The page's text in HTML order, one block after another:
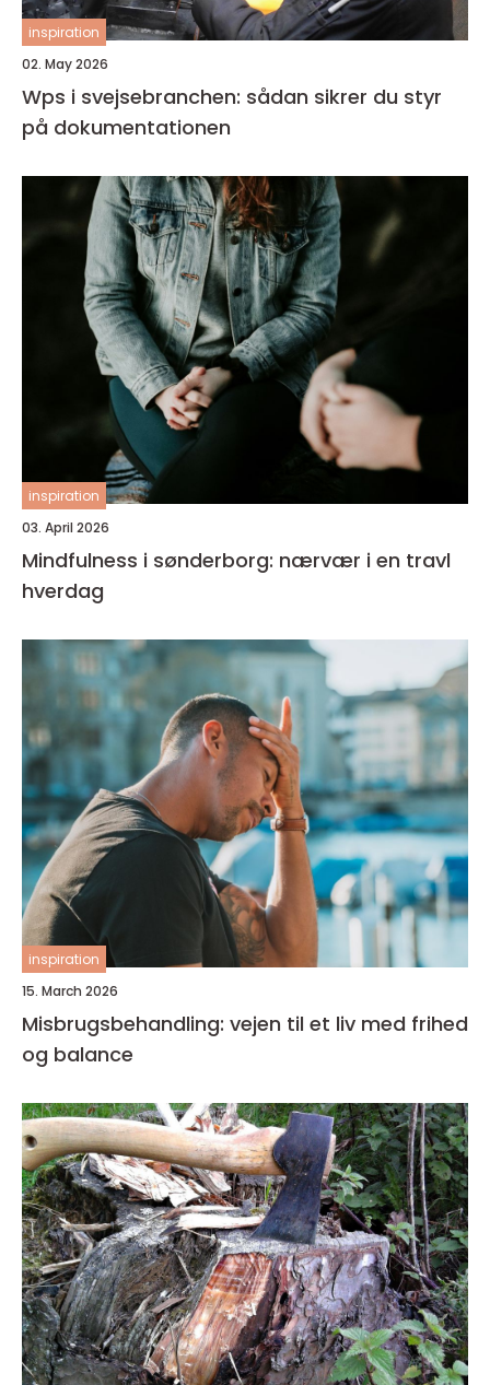
inspiration
02. May 2026
Wps i svejsebranchen: sådan sikrer du styr
på dokumentationen
inspiration
03. April 2026
Mindfulness i sønderborg: nærvær i en travl
hverdag
inspiration
15. March 2026
Misbrugsbehandling: vejen til et liv med frihed
og balance